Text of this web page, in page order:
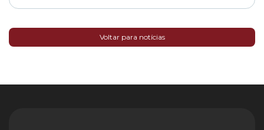
Voltar para notícias